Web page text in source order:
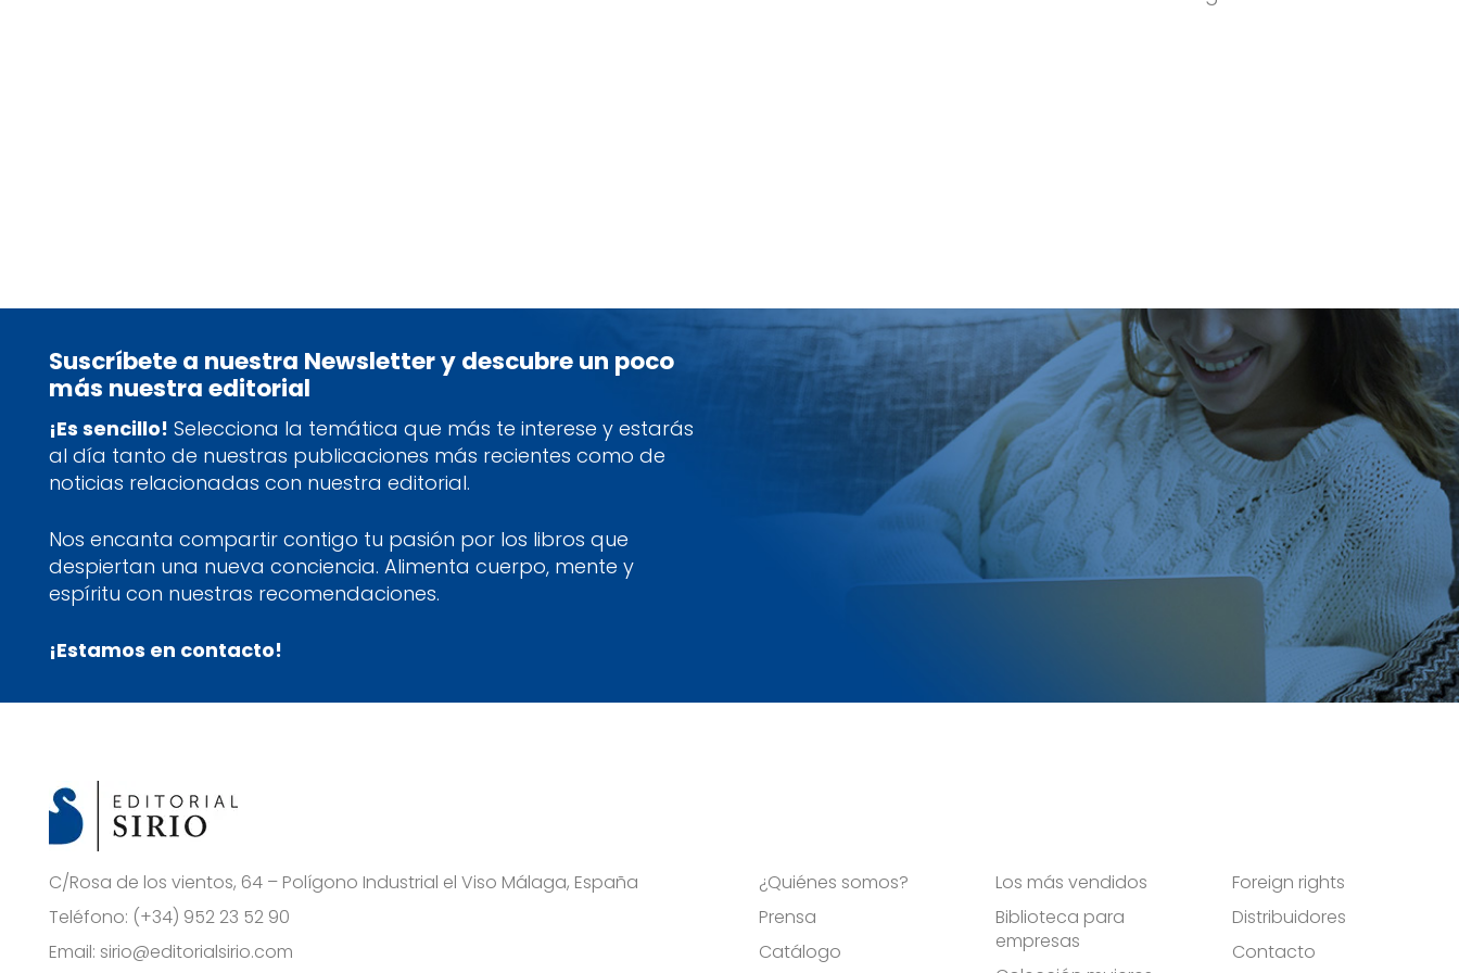
Suscríbete a nuestra Newsletter y descubre un poco
más nuestra editorial
¡Es sencillo! Selecciona la temática que más te interese y estarás
al día tanto de nuestras publicaciones más recientes como de
noticias relacionadas con nuestra editorial.
Nos encanta compartir contigo tu pasión por los libros que
despiertan una nueva conciencia. Alimenta cuerpo, mente y
espíritu con nuestras recomendaciones.
¡Estamos en contacto!
C/Rosa de los vientos, 64 – Polígono Industrial el Viso Málaga, España
Teléfono: (+34) 952 23 52 90
Email: sirio@editorialsirio.com
¿Quiénes somos?
Prensa
Catálogo
Los más vendidos
Biblioteca para
empresas
Foreign rights
Distribuidores
Contacto